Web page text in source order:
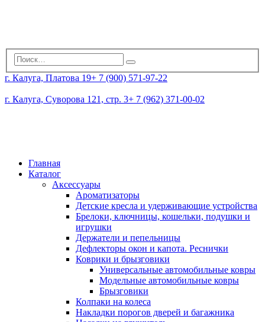
г. Калуга, Платова 19+ 7 (900) 571-97-22
г. Калуга, Суворова 121, стр. 3+ 7 (962) 371-00-02
Главная
Каталог
Аксессуары
Ароматизаторы
Детские кресла и удерживающие устройства
Брелоки, ключницы, кошельки, подушки и
игрушки
Держатели и пепельницы
Дефлекторы окон и капота. Реснички
Коврики и брызговики
Универсальные автомобильные ковры
Модельные автомобильные ковры
Брызговики
Колпаки на колеса
Накладки порогов дверей и багажника